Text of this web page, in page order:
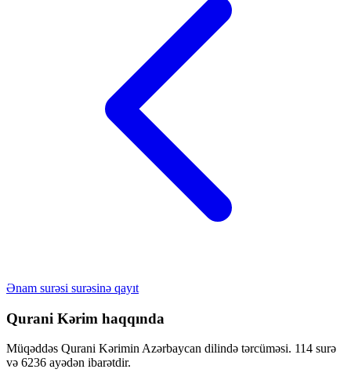
Ənam surəsi surəsinə qayıt
Qurani Kərim haqqında
Müqəddəs Qurani Kərimin Azərbaycan dilində tərcüməsi. 114 surə
və 6236 ayədən ibarətdir.